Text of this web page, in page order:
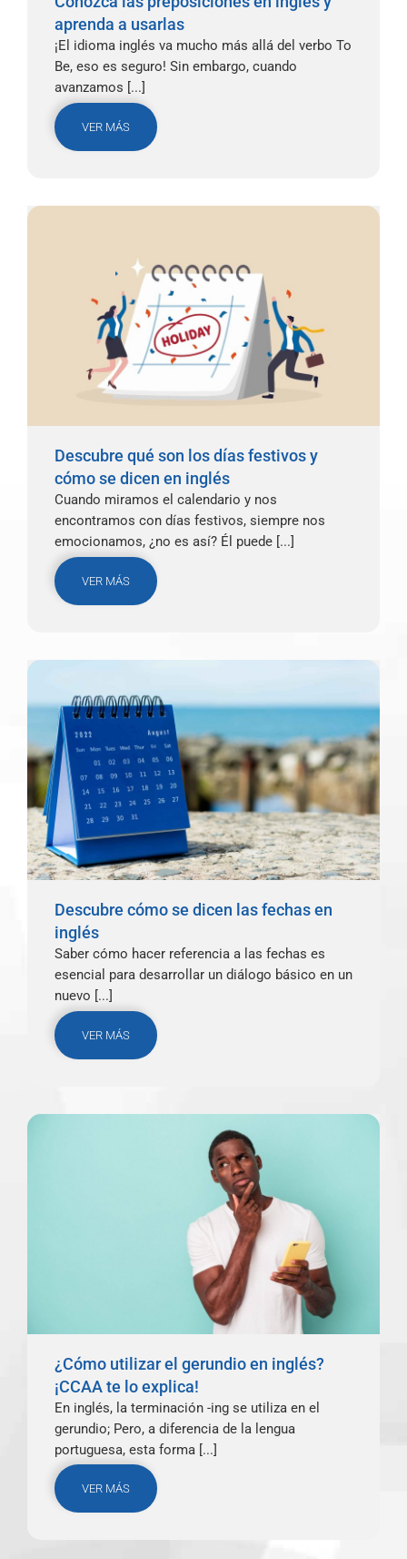
aprenda a usarlas
¡El idioma inglés va mucho más allá del verbo To
Be, eso es seguro! Sin embargo, cuando
avanzamos [...]
VER MÁS
Descubre qué son los días festivos y
cómo se dicen en inglés
Cuando miramos el calendario y nos
encontramos con días festivos, siempre nos
emocionamos, ¿no es así? Él puede [...]
VER MÁS
Descubre cómo se dicen las fechas en
inglés
Saber cómo hacer referencia a las fechas es
esencial para desarrollar un diálogo básico en un
nuevo [...]
VER MÁS
¿Cómo utilizar el gerundio en inglés?
¡CCAA te lo explica!
En inglés, la terminación -ing se utiliza en el
gerundio; Pero, a diferencia de la lengua
portuguesa, esta forma [...]
VER MÁS